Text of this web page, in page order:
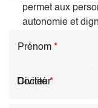
permet aux
autonomie et
Prénom *
Civilité*